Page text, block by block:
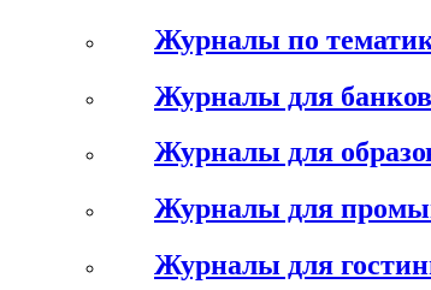
Журналы по
Журналы для банков
Журналы для
Журналы для
Журналы для